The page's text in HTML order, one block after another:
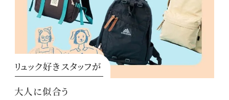
リュック好きスタッフが
大人に似合う